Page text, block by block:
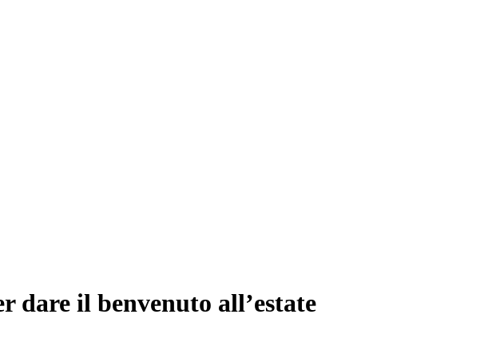
il benvenuto all’estate